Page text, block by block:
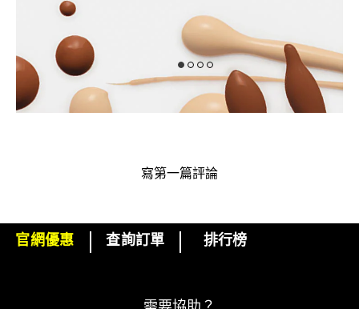
寫第一篇評論
下單即可挑選精美小贈品！
官網優惠 查詢訂單 排行榜